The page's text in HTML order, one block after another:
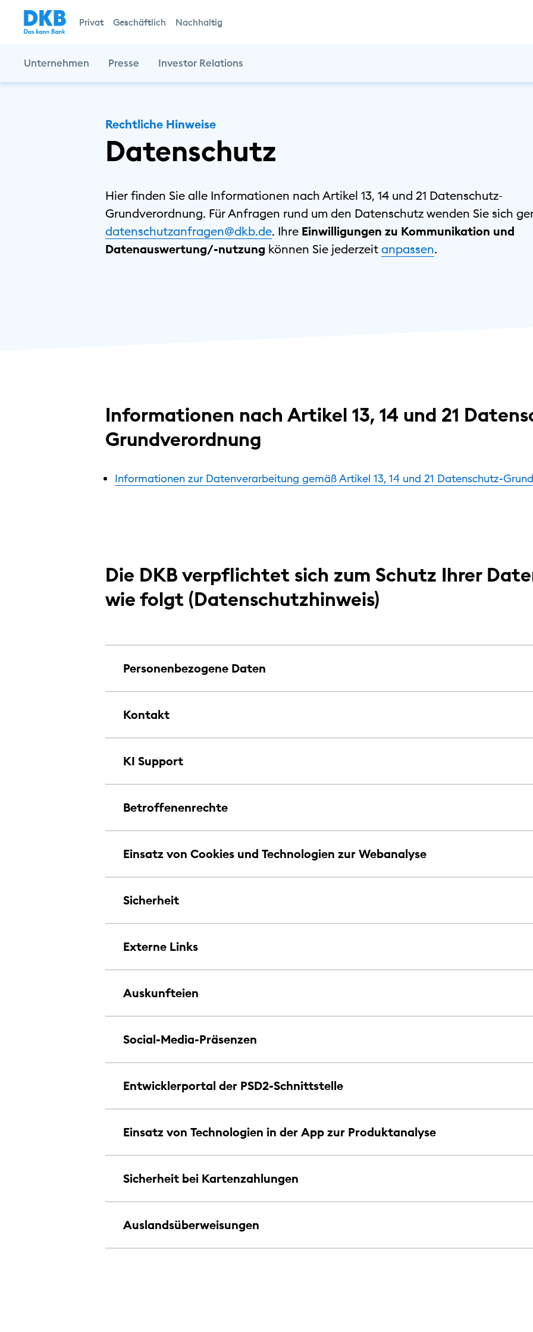
Privat Geschäftlich Nachhaltig
Unternehmen Presse Investor Relations
Rechtliche Hinweise
Datenschutz
Hier finden Sie alle Informationen nach Artikel 13, 14 und 21 Datenschutz-
Grundverordnung. Für Anfragen rund um den Datenschutz wenden Sie sich
datenschutzanfragen@dkb.de. Ihre Einwilligungen zu Kommunikation und
Datenauswertung/-nutzung können Sie ⁠jederzeit ⁠anpassen.
Informationen nach Artikel 13, 14 und 21
Grundverordnung
Informationen zur Datenverarbeitung gemäß Artikel 13, 14 und 21 Datenschutz-
Die DKB verpflichtet sich zum Schutz Ihrer
wie folgt (Datenschutzhinweis)
Personenbezogene Daten
Kontakt
KI Support
Betroffenenrechte
Einsatz von Cookies und Technologien zur Webanalyse
Sicherheit
Externe Links
Auskunfteien
Social-Media-Präsenzen
Entwicklerportal der PSD2-Schnittstelle
Einsatz von Technologien in der App zur Produktanalyse
Sicherheit bei Kartenzahlungen
Auslandsüberweisungen